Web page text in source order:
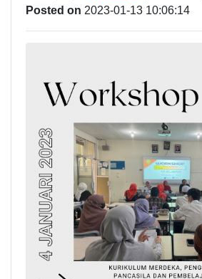
Posted on 2023-01-13 10:06:14